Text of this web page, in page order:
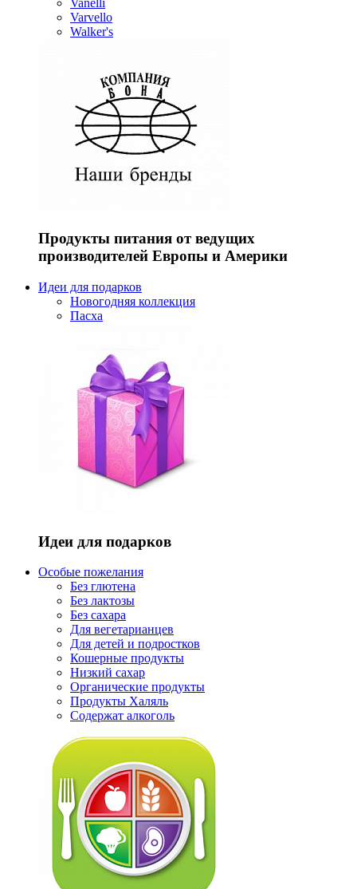
Vanelli
Varvello
Walker's
Продукты питания от ведущих
производителей Европы и Америки
Идеи для подарков
Новогодняя коллекция
Пасха
Идеи для подарков
Особые пожелания
Без глютена
Без лактозы
Без сахара
Для вегетарианцев
Для детей и подростков
Кошерные продукты
Низкий сахар
Органические продукты
Продукты Халяль
Содержат алкоголь